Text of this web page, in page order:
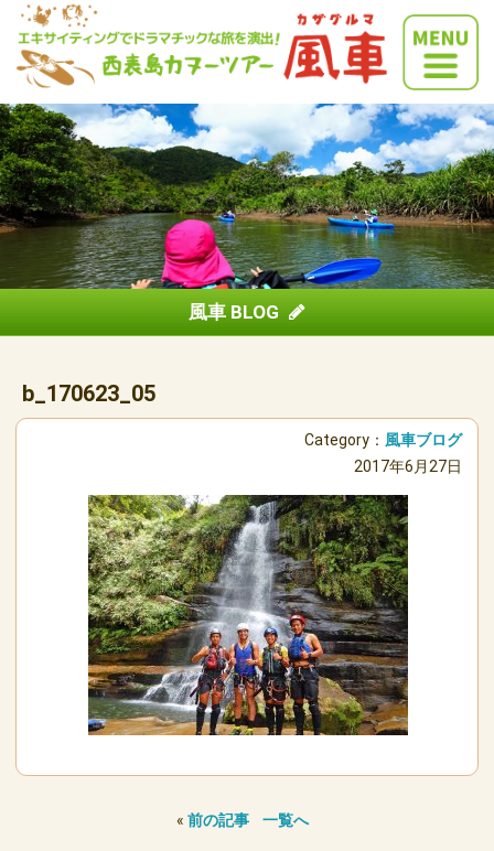
風車 BLOG
b_170623_05
Category： 風車ブログ
2017年6月27日
« 前の記事 一覧へ